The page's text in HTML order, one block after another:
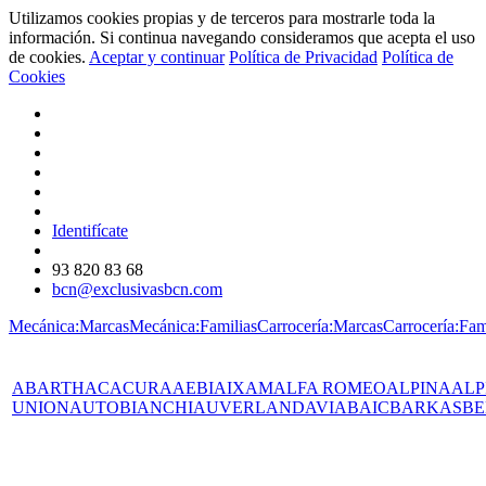
Utilizamos cookies propias y de terceros para mostrarle toda la
información. Si continua navegando consideramos que acepta el uso
de cookies. Aceptar y continuar Política de Privacidad Política de
Cookies
Identifícate
93 820 83 68
bcn@exclusivasbcn.com
Mecánica:MarcasMecánica:FamiliasCarrocería:Marcas
ABARTHACACURAAEBIAIXAMALFA ROMEOALPINA
UNIONAUTOBIANCHIAUVERLANDAVIABAICBARKAS